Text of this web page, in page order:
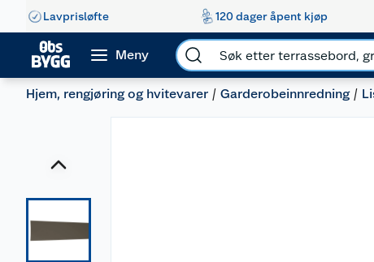
Lavprisløfte 120 dager åpent kjøp
Meny
Hjem, rengjøring og hvitevarer Garderobeinnredning